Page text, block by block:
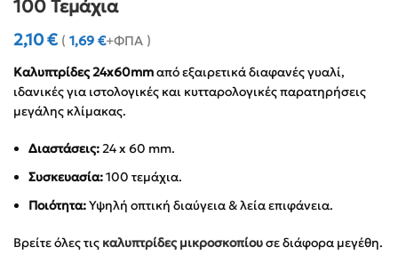
100 Τεμάχια
2,10€ ( 1,69 €+ΦΠΑ )
Καλυπτρίδες 24x60mmαπό εξαιρετικά διαφανές γυαλί,
ιδανικές για ιστολογικές και κυτταρολογικές παρατηρήσεις
μεγάλης κλίμακας.
Διαστάσεις:24 x 60 mm.
Συσκευασία:100 τεμάχια.
Ποιότητα:Υψηλή οπτική διαύγεια & λεία επιφάνεια.
Βρείτε όλες τις καλυπτρίδες μικροσκοπίουσε διάφορα μεγέθη.